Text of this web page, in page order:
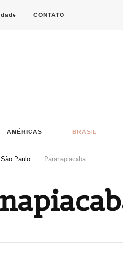
CONTATO
AMÉRICAS BRASIL
São Paulo Paranapiacaba